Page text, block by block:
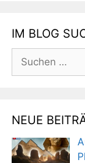
IM BLOG
nach:
NEUE